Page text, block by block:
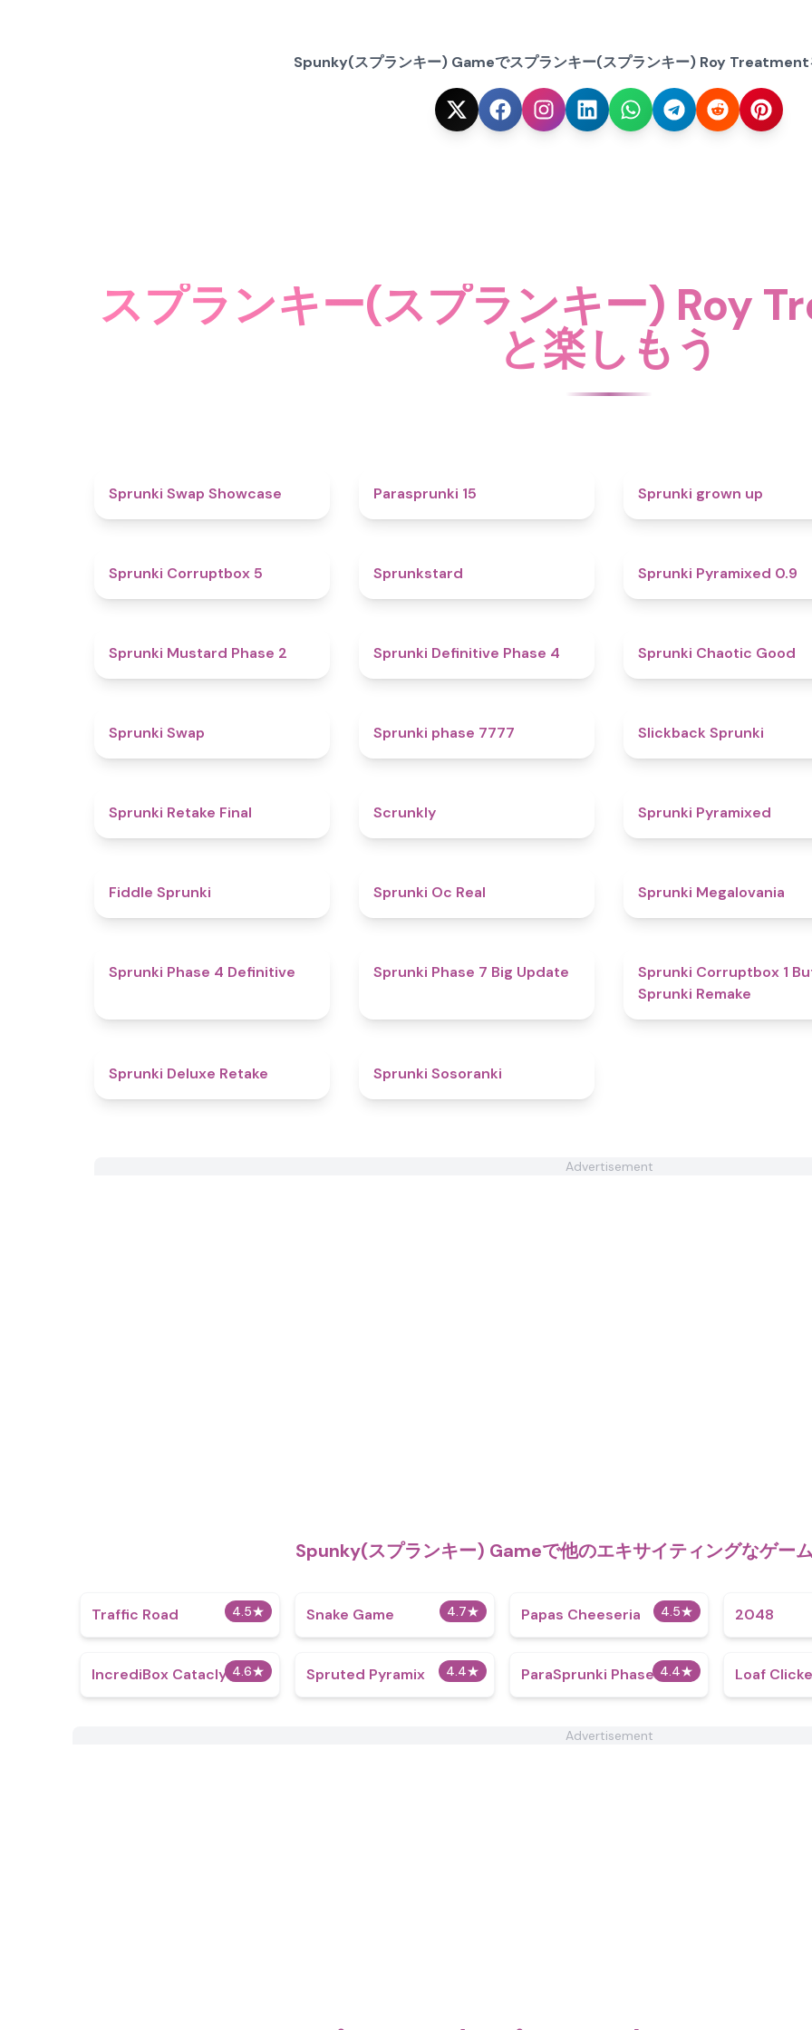
Spunky(スプランキー) Gameでスプランキー(スプランキー) Roy Treatment
スプランキー(スプランキー) Roy
と楽しもう
Sprunki Swap Showcase Parasprunki 15 Sprunki grown up
Sprunki Corruptbox 5 Sprunkstard Sprunki Pyramixed 0.9
Sprunki Mustard Phase 2 Sprunki Definitive Phase 4 Sprunki Chaotic Good
Sprunki Swap Sprunki phase 7777 Slickback Sprunki
Sprunki Retake Final Scrunkly Sprunki Pyramixed
Fiddle Sprunki Sprunki Oc Real Sprunki Megalovania
Sprunki Phase 4 Definitive Sprunki Phase 7 Big Update
Sprunki Corruptbox 1
Sprunki Remake
Sprunki Deluxe Retake Sprunki Sosoranki
Advertisement
Spunky(スプランキー) Gameで他のエキサイティングなゲー
4.5★
Traffic Road 4.7★
Snake Game 4.5★
Papas Cheeseria 2048
4.6★
IncrediBox Cataclysm 4.4★
Spruted Pyramix 4.4★
ParaSprunki Phase 3 Loaf
Advertisement